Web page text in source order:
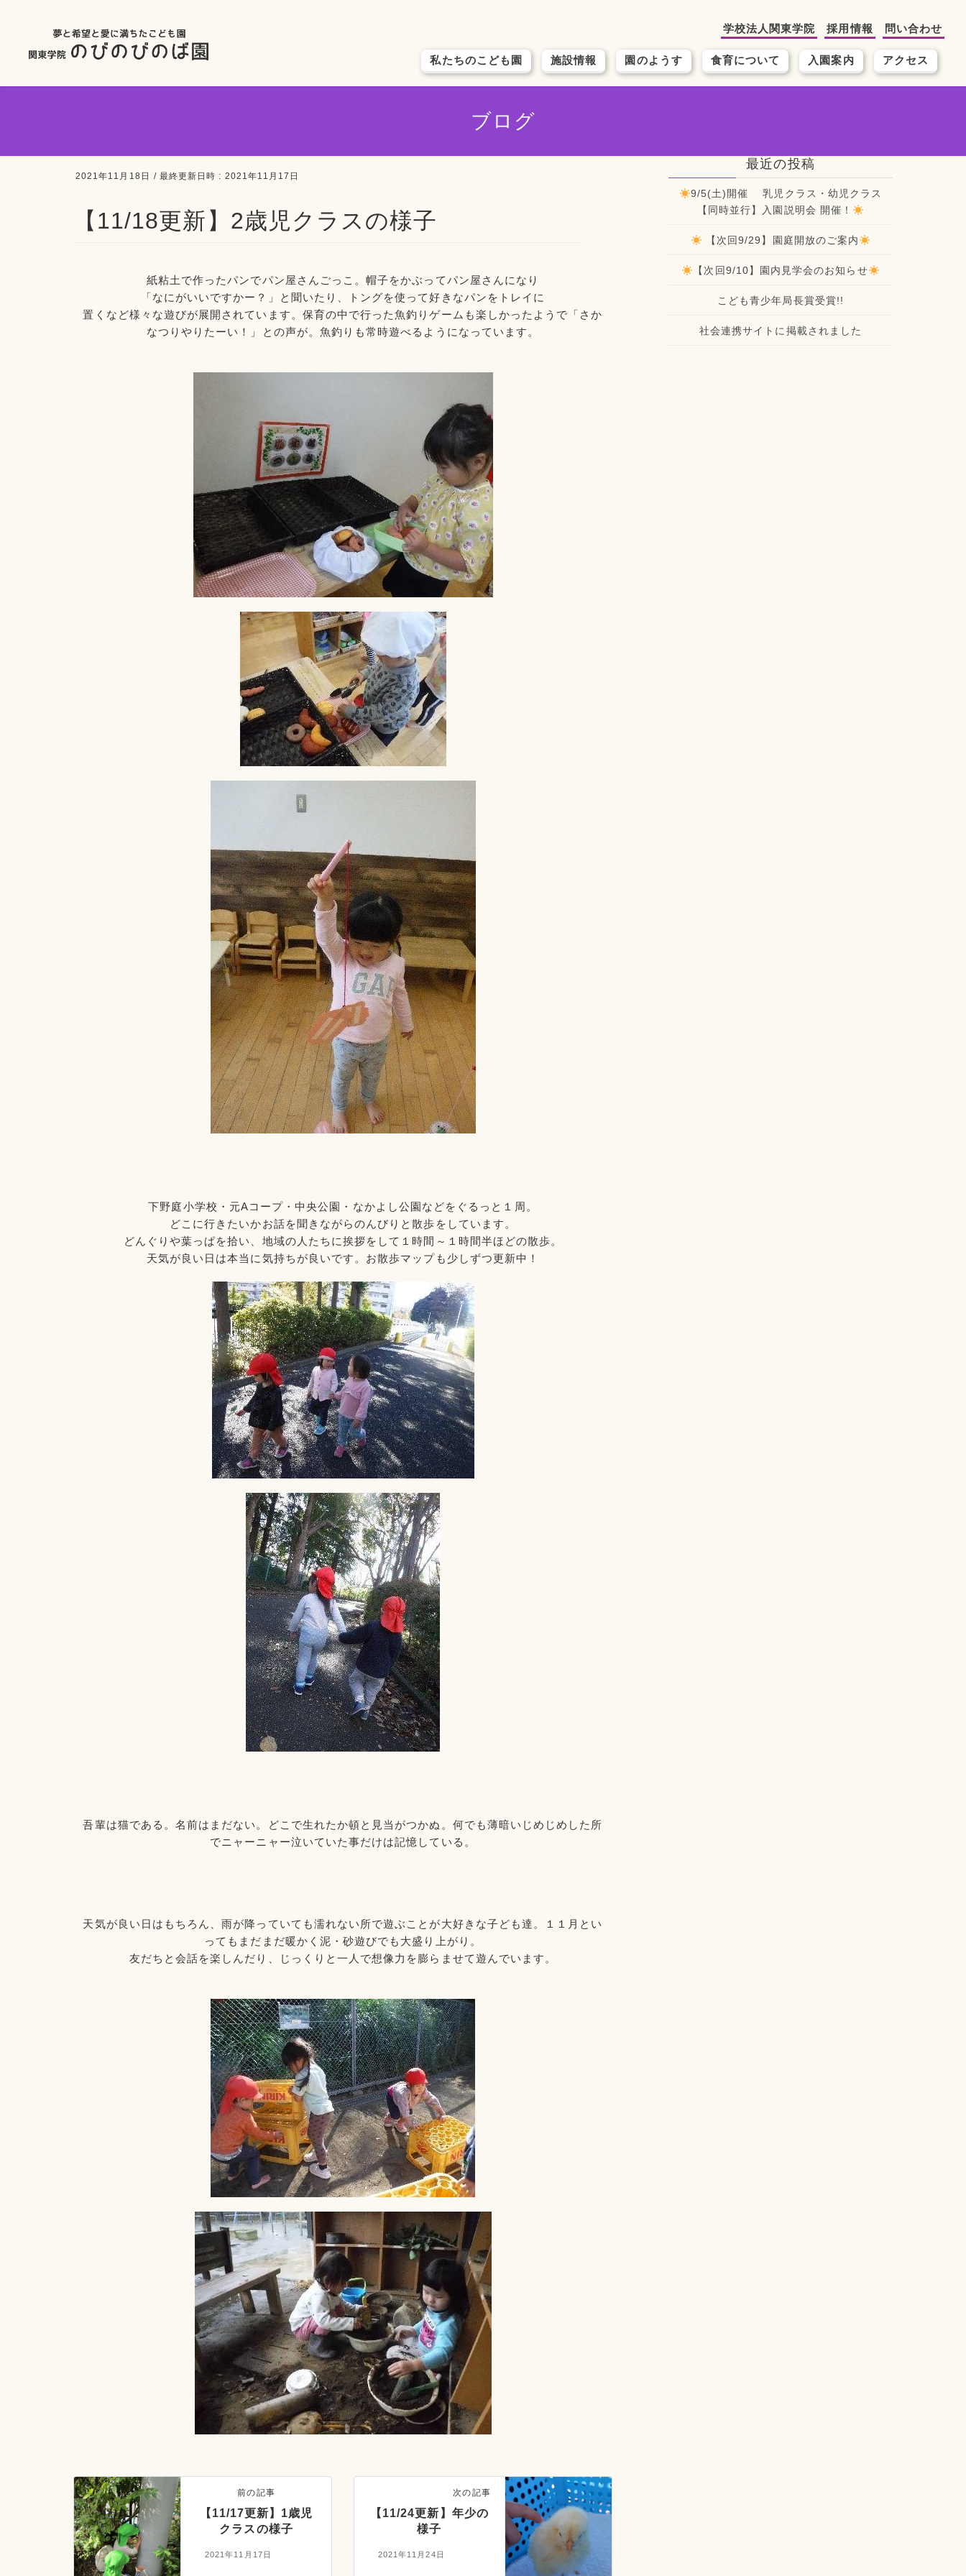
私たちのこども園 施設情報 園のようす 食育について 入園案内 アクセス
学校法人関東学院 採用情報 問い合わせ
ブログ
2021年11月18日 / 最終更新日時 : 2021年11月17日
【11/18更新】2歳児クラスの様子
紙粘土で作ったパンでパン屋さんごっこ。帽子をかぶってパン屋さんになり
「なにがいいですかー？」
と聞いたり、
トングを使って好きなパンをトレイに
置くなど様々な遊びが展開されています。保育の中で行った魚釣りゲームも楽しかったようで 「さか
なつりやりたーい！」との声が。 魚釣りも常時遊べるようになっています。
下野庭小学校・元Aコープ・中央公園・なかよし公園などを ぐるっと１周。
どこに行きたいかお話を聞きながらのんびりと散歩をしています。
どんぐりや葉っぱを拾い、 地域の人たちに挨拶をして １時間～１時間半ほどの散歩。
天気が良い日は本当に気持ちが良いです。 お散歩マップも少しずつ更新中！
吾輩は猫である。名前はまだない。どこで生れたか頓と見当がつかぬ。何でも薄暗いじめじめした所
でニャーニャー泣いていた事だけは記憶している。
天気が良い日はもちろん、雨が降っていても濡れない所で遊ぶことが大好きな子ども達。
１１月とい
ってもまだまだ暖かく 泥・砂遊びでも大盛り上がり。
友だちと会話を楽しんだり、じっくりと一人で想像力を膨らませて遊んでいます。
前の記事
【11/17更新】1歳児
クラスの様子
2021年11月17日
次の記事
【11/24更新】年少の
様子
2021年11月24日
最近の投稿
9/5(土)開催 乳児クラス・幼児クラス
【同時並行】入園説明会 開催！
【次回9/29】園庭開放のご案内
【次回9/10】園内見学会のお知らせ
こども青少年局長賞受賞!!
社会連携サイトに掲載されました